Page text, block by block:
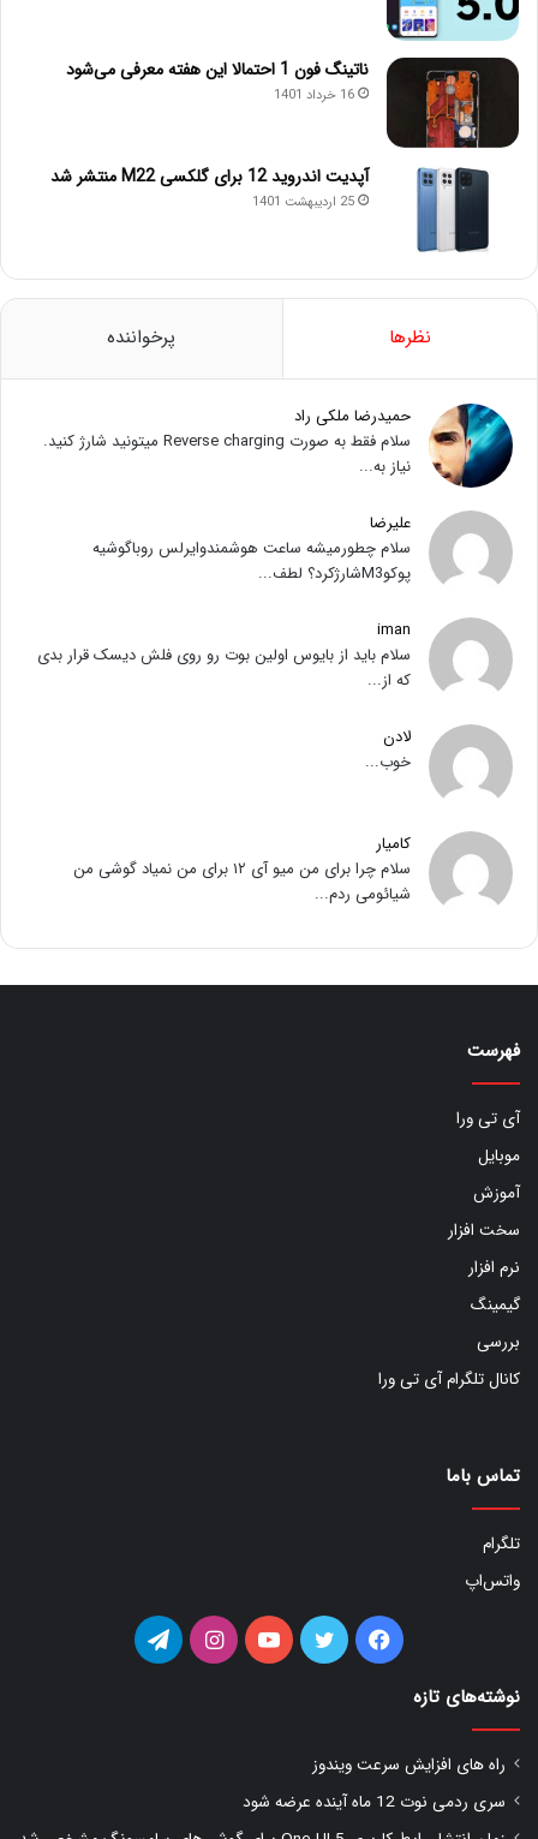
ناتینگ فون 1 احتمالا این هفته معرفی می‌شود
16 خرداد 1401
آپدیت اندروید 12 برای گلکسی M22 منتشر شد
25 اردیبهشت 1401
نظرها پرخواننده
حمیدرضا ملکی راد
سلام فقط به صورت Reverse charging میتونید شارژ کنید.
نیاز به...
علیرضا
سلام چطورمیشه ساعت هوشمندوایرلس روباگوشیه
پوکوM3شارژکرد؟ لطف...
iman
سلام باید از بایوس اولین بوت رو روی فلش دیسک قرار بدی
که از...
لادن
خوب...
کامیار
سلام چرا برای من میو آی ۱۲ برای من نمیاد گوشی من
شیائومی ردم...
فهرست
آی تی ورا
موبایل
آموزش
سخت افزار
نرم افزار
گیمینگ
بررسی
کانال تلگرام آی تی ورا
تماس باما
تلگرام
واتس‌اپ
فیس توییتر یوتیوب اینستاگرامتلگرام
نوشته‌های تازه
راه های افزایش سرعت ویندوز
سری ردمی نوت 12 ماه آینده عرضه شود